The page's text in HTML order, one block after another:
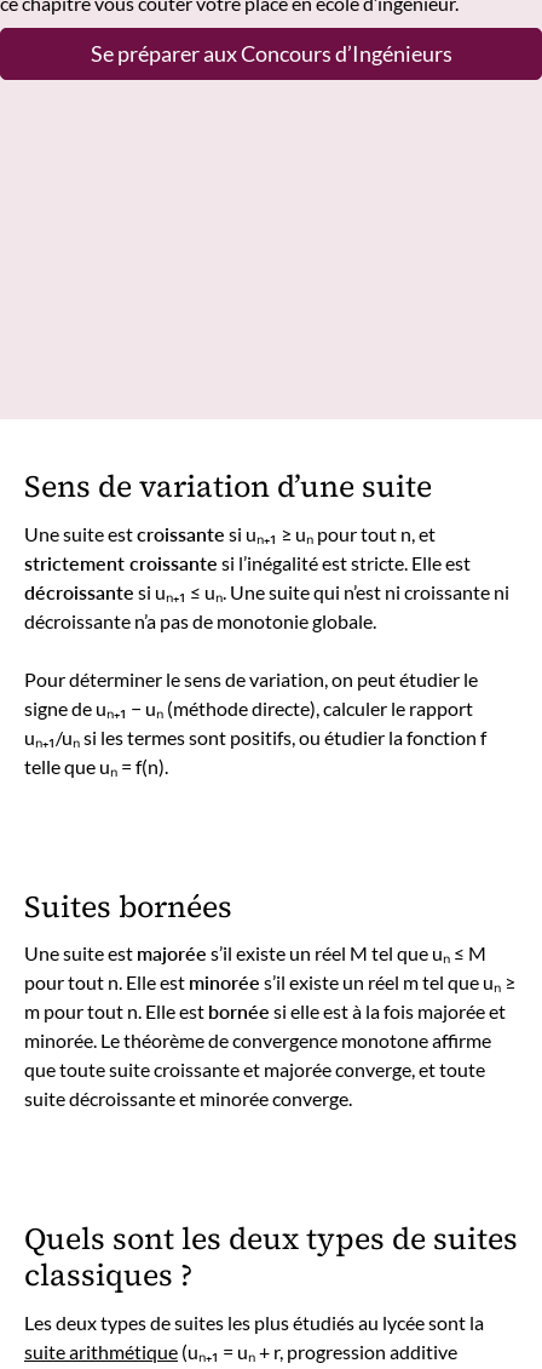
Se préparer aux Concours d’Ingénieurs
Sens de variation d’une suite
Une suite estcroissante si uₙ₊₁ ≥ uₙ pour tout n, et
strictement croissante si l’inégalité est stricte. Elle est
décroissante si uₙ₊₁ ≤ uₙ. Une suite qui n’est ni croissante ni
décroissante n’a pas de monotonie globale.
Pour déterminer le sens de variation, on peut étudier le
signe de uₙ₊₁ − uₙ (méthode directe), calculer le rapport
uₙ₊₁/uₙ si les termes sont positifs, ou étudier la fonction f
telle que uₙ = f(n).
Suites bornées
Une suite est majorée s’il existe un réel M tel que uₙ ≤ M
pour tout n. Elle est minorée s’il existe un réel m tel que uₙ ≥
m pour tout n. Elle est bornée si elle est à la fois majorée et
minorée. Le théorème de convergence monotone affirme
que toute suite croissante et majorée converge, et toute
suite décroissante et minorée converge.
Quels sont les deux types de suites
classiques ?
Les deux types de suites les plus étudiés au lycée sont la
suite arithmétique (uₙ₊₁ = uₙ + r, progression additive